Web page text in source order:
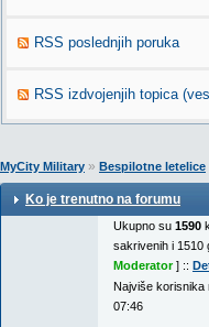
RSS poslednjih poruka
RSS izdvojenjih topica
MyCity Military » Bespilotne letelice
Ko je trenutno na forumu
Ukupno su 1590
sakrivenih i
Moderator] ::
Najviše korisnika
07:46